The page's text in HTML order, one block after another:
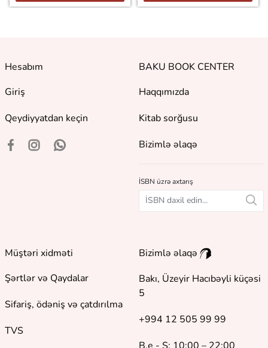
Hesabım
Giriş
Qeydiyyatdan keçin
BAKU BOOK CENTER
Haqqımızda
Kitab sorğusu
Bizimlə əlaqə
İSBN üzrə axtarış
Müştəri xidməti
Şərtlər və Qaydalar
Sifariş, ödəniş və çatdırılma
TVS
Bizimlə əlaqə
Bakı, Üzeyir Hacıbəyli küçəsi
5
+994 12 505 99 99